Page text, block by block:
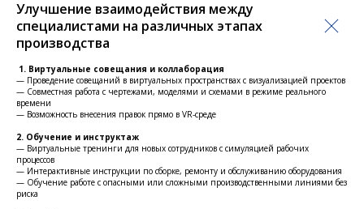
Улучшение взаимодействия между
специалистами на различных этапах
производства
1. Виртуальные совещания и коллаборация
— Проведение совещаний в виртуальных пространствах с визуализацией проектов
— Совместная работа с чертежами, моделями и схемами в режиме реального
времени
— Возможность внесения правок прямо в VR-среде
2. Обучение и инструктаж
— Виртуальные тренинги для новых сотрудников с симуляцией рабочих
процессов
— Интерактивные инструкции по сборке, ремонту и обслуживанию оборудования
— Обучение работе с опасными или сложными производственными линиями без
риска